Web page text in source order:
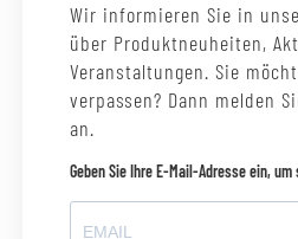
Wir informieren Sie in
über Produktneuheiten,
Veranstaltungen. Sie
verpassen? Dann melden
an.
Geben Sie Ihre E-Mail-Adresse ein,